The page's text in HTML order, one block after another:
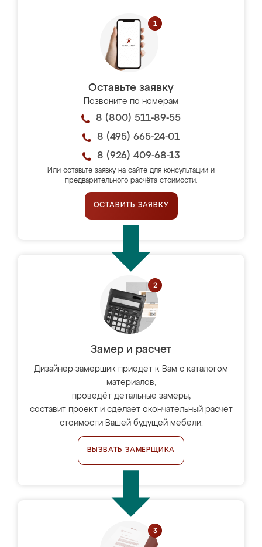
Оставьте заявку
Позвоните по номерам
8 (800) 511-89-55
8 (495) 665-24-01
8 (926) 409-68-13
Или оставьте заявку на сайте для консультации и
предварительного расчёта стоимости.
ОСТАВИТЬ ЗАЯВКУ
Замер и расчет
Дизайнер-замерщик приедет к Вам с каталогом
материалов,
проведёт детальные замеры,
составит проект и сделает окончательный расчёт
стоимости Вашей будущей мебели.
ВЫЗВАТЬ ЗАМЕРЩИКА